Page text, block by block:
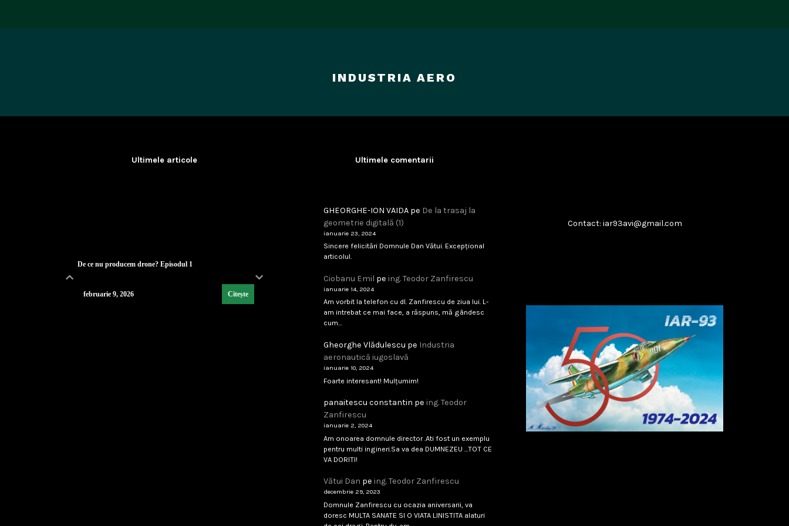
INDUSTRIA AERO
Ultimele articole
De ce nu producem drone? Episodul 1
februarie 9, 2026 Citește
Ultimele comentarii
GHEORGHE-ION VAIDApe De la trasaj la
geometrie digitală (1)
ianuarie 23, 2024
Sincere felicitări Domnule Dan Vătui. Excepțional
articolul.
Ciobanu Emil pe ing. Teodor Zanfirescu
ianuarie 14, 2024
Am vorbit la telefon cu dl. Zanfirescu de ziua lui. L-
am intrebat ce mai face, a răspuns, mă gândesc
cum…
Gheorghe Vlădulescu pe Industria
aeronautică iugoslavă
ianuarie 10, 2024
Foarte interesant! Mulțumim!
panaitescu constantin pe ing. Teodor
Zanfirescu
ianuarie 2, 2024
Am onoarea domnule director .Ati fost un exemplu
pentru multi ingineri.Sa va dea DUMNEZEU ...TOT CE
VA DORITI!
Vătui Dan pe ing. Teodor Zanfirescu
decembrie 29, 2023
Domnule Zanfirescu cu ocazia aniversarii, va
doresc MULTA SANATE SI O VIATA LINISTITA alaturi
Contact: iar93avi@gmail.com